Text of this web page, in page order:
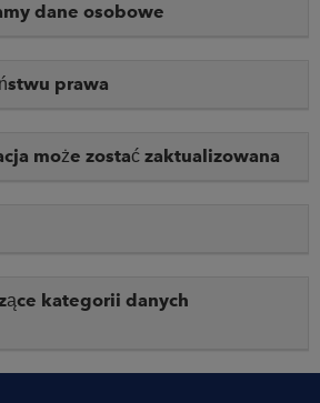
dane osobowe
prawa
może zostać zaktualizowana
kategorii danych